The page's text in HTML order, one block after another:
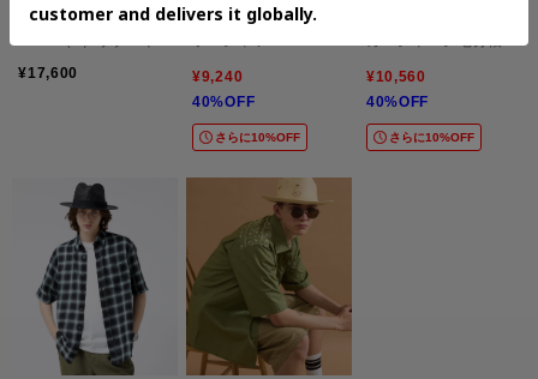
【日本製】
¥17,600
菊小紋柄 オープンカ
¥9,240
40%OFF
さらに10%OFF
¥10,560
40%OFF
さらに10%OFF